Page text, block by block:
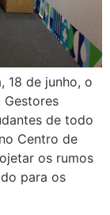
18 de junho, o
Gestores
de todo
Centro de
os rumos
para os